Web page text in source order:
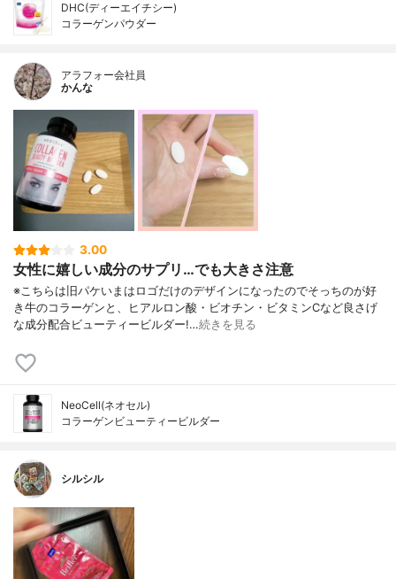
DHC(ディーエイチシー)
コラーゲンパウダー
アラフォー会社員
かんな
3.00
女性に嬉しい成分のサプリ…でも大きさ注意
※こちらは旧パケいまはロゴだけのデザインになったのでそっちのが好
き牛のコラーゲンと、ヒアルロン酸・ビオチン・ビタミンCなど良さげ
な成分配合ビューティービルダー!…続きを見る
NeoCell(ネオセル)
コラーゲンビューティービルダー
シルシル